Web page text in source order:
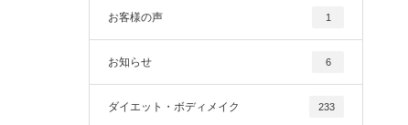
お客様の声 1
お知らせ 6
ダイエット・ボディメイク 233